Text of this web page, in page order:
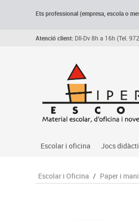
Ets professional (empresa, escolao
Atenció client: Dll-Dv 8h a 16h (Tel.
Escolar i oficina
Arxiu, carpetes i classificadors
Jocs
Primeres
Escolar i Oficina / Paper i